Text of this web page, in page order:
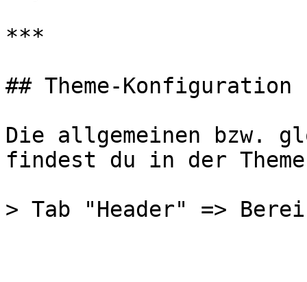
***
## Theme-Konfiguration
Die allgemeinen bzw.
findest du in der